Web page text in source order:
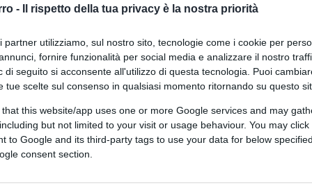
- Il rispetto della tua privacy è la nostra priorità
partner utilizziamo, sul nostro sito, tecnologie come i cookie per
fornire funzionalità per social media e analizzare il nostro
di seguito si acconsente all'utilizzo di questa tecnologia. Puoi
tue scelte sul consenso in qualsiasi momento ritornando su questo
that this website/app uses one or more Google services and may
but not limited to your visit or usage behaviour. You may
to Google and its third-party tags to use your data for below
consent section.
1
Leggi i commenti